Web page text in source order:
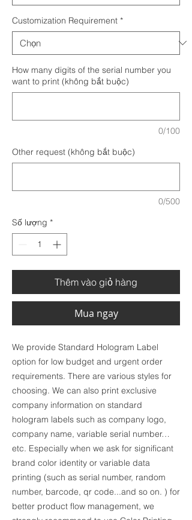
Customization Requirement *
How many digits of the serial number you
want to print (không bắt buộc)
0/100
Other request (không bắt buộc)
0/500
Số lượng *
Thêm vào giỏ hàng
Mua ngay
We provide Standard Hologram Label
option for low budget and urgent order
requirements. There are various styles for
choosing. We can also print exclusive
company information on standard
hologram labels such as company logo,
company name, variable serial number…
etc. Especially when we ask for significant
brand color identity or variable data
printing (such as serial number, random
number, barcode, qr code...and so on. ) for
better product flow management, we